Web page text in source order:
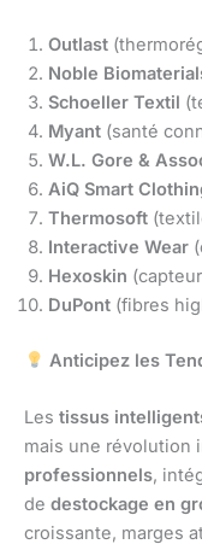
Outlast
Noble
Schoeller Textil
Myant (santé
W.L. Gore &
AiQ Smart
Thermosoft
Interactive Wear
Hexoskin
DuPont (fibres
Anticipez les
Les tissus
mais une révolution
professionnels,
de destockage en
croissante, marges